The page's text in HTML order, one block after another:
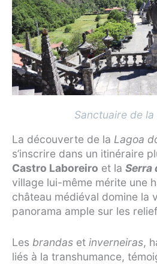
Sanctuaire de la
La découverte de la Lagoa
s’inscrire dans un itinéraire
Castro Laboreiro et la Serra
village lui-même mérite une
château médiéval domine la
panorama ample sur les
Les brandas et inverneiras,
liés à la transhumance,